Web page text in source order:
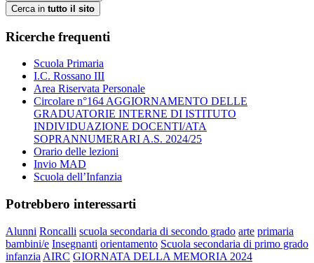
Cerca in tutto il sito
Ricerche frequenti
Scuola Primaria
I.C. Rossano III
Area Riservata Personale
Circolare n°164 AGGIORNAMENTO DELLE
GRADUATORIE INTERNE DI ISTITUTO
INDIVIDUAZIONE DOCENTI/ATA
SOPRANNUMERARI A.S. 2024/25
Orario delle lezioni
Invio MAD
Scuola dell’Infanzia
Potrebbero interessarti
Alunni Roncalli scuola secondaria di secondo grado arte primaria
bambini/e Insegnanti orientamento Scuola secondaria di primo grado
infanzia AIRC GIORNATA DELLA MEMORIA 2024